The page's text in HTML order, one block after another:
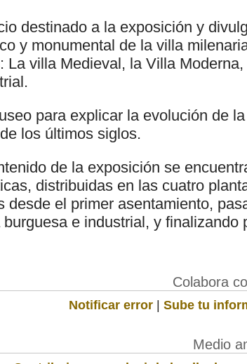
destinado a la exposición y
y monumental de la villa
La villa Medieval, la Villa
para explicar la evolución de
los últimos siglos.
de la exposición se
distribuidas en las cuatro
desde el primer asentamiento,
burguesa e industrial, y
Colabora
Notificar error | Sube tu
Medio